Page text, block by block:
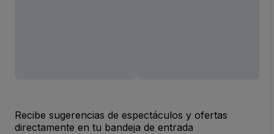
Recibe sugerencias de espectáculos y ofertas
directamente en tu bandeja de entrada